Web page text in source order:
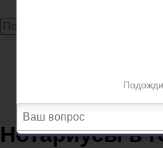
Нотариусы в городе
у нотариуса
Нотариусы в